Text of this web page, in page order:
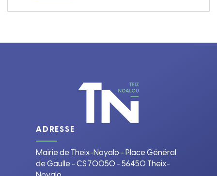
ADRESSE
Mairie de Theix-Noyalo - Place Général
de Gaulle - CS 70050 - 56450 Theix-